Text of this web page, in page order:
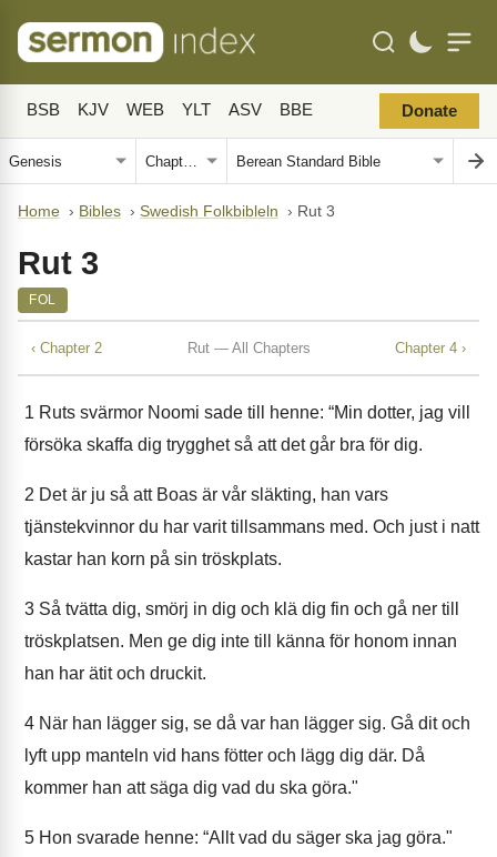
BSB KJV WEB YLT ASV BBE Donate
Home › Bibles › Swedish Folkbibleln › Rut 3
Rut 3
FOL
‹ Chapter 2 Rut — All Chapters Chapter 4 ›
1 Ruts svärmor Noomi sade till henne: “Min dotter, jag vill
försöka skaffa dig trygghet så att det går bra för dig.
2 Det är ju så att Boas är vår släkting, han vars
tjänstekvinnor du har varit tillsammans med. Och just i natt
kastar han korn på sin tröskplats.
3 Så tvätta dig, smörj in dig och klä dig fin och gå ner till
tröskplatsen. Men ge dig inte till känna för honom innan
han har ätit och druckit.
4 När han lägger sig, se då var han lägger sig. Gå dit och
lyft upp manteln vid hans fötter och lägg dig där. Då
kommer han att säga dig vad du ska göra."
5 Hon svarade henne: “Allt vad du säger ska jag göra."